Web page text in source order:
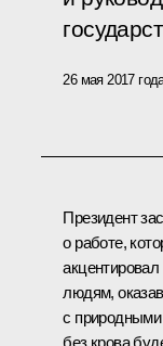
26 мая 2017
Президент
о работе,
людям,
с
без крова